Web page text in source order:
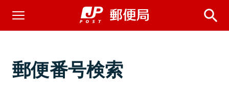
郵便番号検索